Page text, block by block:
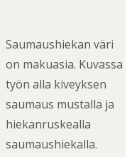
Saumaushiekan väri
on makuasia. Kuvassa
työn alla kiveyksen
saumaus mustalla ja
hiekanruskealla
saumaushiekalla.